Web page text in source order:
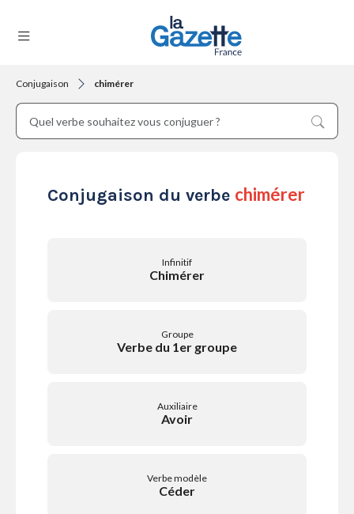
THÉMATIQUES
Conjugaison chimérer
Conjugaison du verbe chimérer
Infinitif
Chimérer
Groupe
Verbe du 1er groupe
Auxiliaire
Avoir
Verbe modèle
Céder